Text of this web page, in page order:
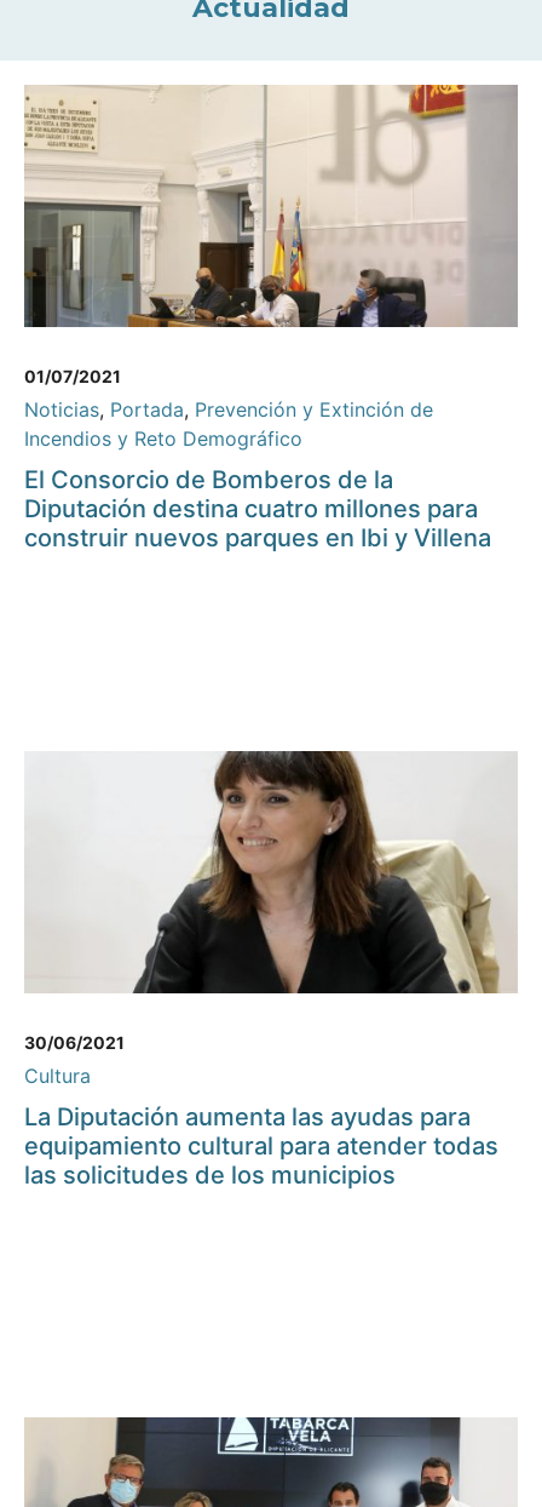
Actualidad
01/07/2021
Noticias, Portada, Prevención y Extinción de
Incendios y Reto Demográfico
El Consorcio de Bomberos de la
Diputación destina cuatro millones para
construir nuevos parques en Ibi y Villena
30/06/2021
Cultura
La Diputación aumenta las ayudas para
equipamiento cultural para atender todas
las solicitudes de los municipios